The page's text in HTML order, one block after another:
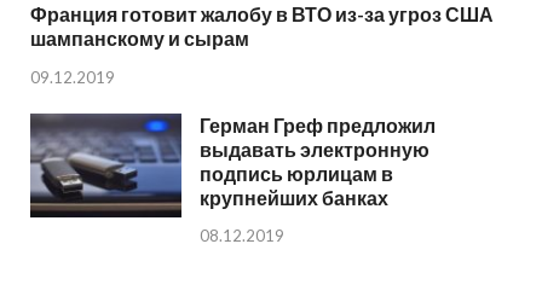
Франция готовит жалобу в ВТО из-за угроз США
шампанскому и сырам
09.12.2019
Герман Греф предложил
выдавать электронную
подпись юрлицам в
крупнейших банках
08.12.2019